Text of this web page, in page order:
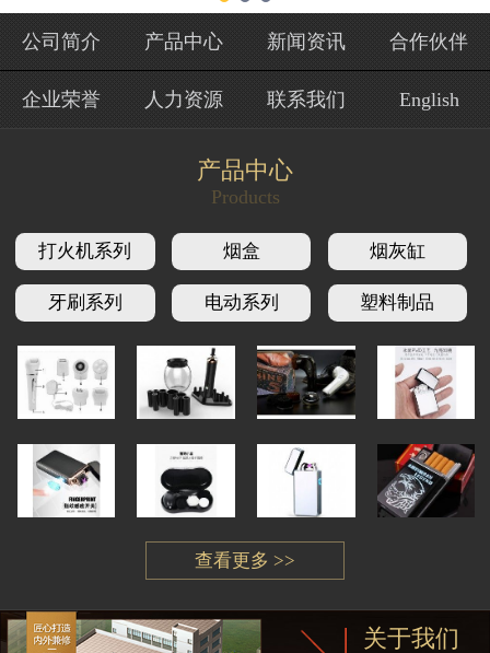
企业荣誉
人力资源
公司简介 产品中心 新闻资讯 合作伙伴
企业荣誉 人力资源 联系我们 English
产品中心
Products
打火机系列 烟盒 烟灰缸
牙刷系列 电动系列 塑料制品
查看更多 >>
关于我们